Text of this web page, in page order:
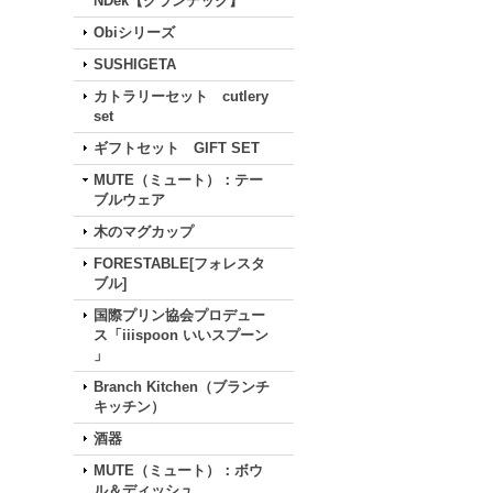
Obiシリーズ
SUSHIGETA
カトラリーセット cutlery
set
ギフトセット GIFT SET
MUTE（ミュート）：テー
ブルウェア
木のマグカップ
FORESTABLE[フォレスタ
ブル]
国際プリン協会プロデュー
ス「iiispoon いいスプーン
」
Branch Kitchen（ブランチ
キッチン）
酒器
MUTE（ミュート）：ボウ